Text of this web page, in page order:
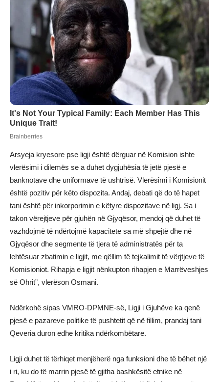
Arsyeja kryesore pse ligji është dërguar në Komision ishte
vlerësimi i dilemës se a duhet dygjuhësia të jetë pjesë e
banknotave dhe uniformave të ushtrisë. Vlerësimi i Komisionit
është pozitiv për këto dispozita. Andaj, debati që do të hapet
tani është për inkorporimin e këtyre dispozitave në ligj. Sa i
takon vërejtjeve për gjuhën në Gjyqësor, mendoj që duhet të
vazhdojmë të ndërtojmë kapacitete sa më shpejtë dhe në
Gjyqësor dhe segmente të tjera të administratës për ta
lehtësuar zbatimin e ligjit, me qëllim të tejkalimit të vërjtjeve të
Komisioniot. Rihapja e ligjit nënkupton rihapjen e Marrëveshjes
së Ohrit”, vlerëson Osmani.
Ndërkohë sipas VMRO-DPMNE-së, Ligji i Gjuhëve ka qenë
pjesë e pazareve politike të pushtetit që në fillim, prandaj tani
Qeveria duron edhe kritika ndërkombëtare.
Ligji duhet të tërhiqet menjëherë nga funksioni dhe të bëhet një
i ri, ku do të marrin pjesë të gjitha bashkësitë etnike në